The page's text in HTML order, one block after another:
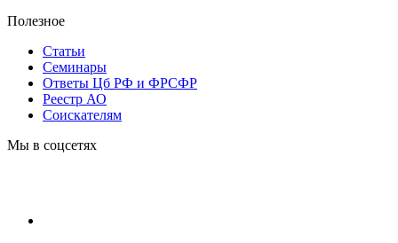
Полезное
Статьи
Cеминары
Ответы Цб РФ и ФРСФР
Реестр АО
Соискателям
Мы в соцсетях